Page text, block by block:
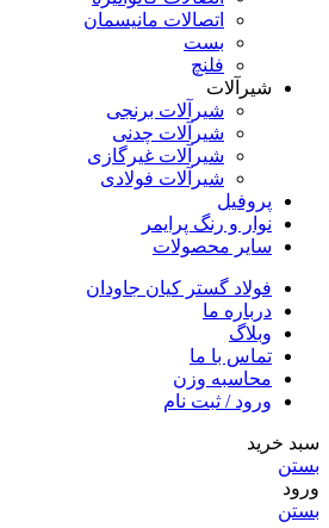
اتصالات مانیسمان
بست
فلنچ
شیرآلات
شیرآلات برنجی
شیرآلات چدنی
شیرآلات غیرگازی
شیرآلات فولادی
پروفیل
نوار و رنگ پرایمر
سایر محصولات
فولاد گستر کیان جاودان
درباره ما
وبلاگ
تماس با ما
محاسبه وزن
ورود / ثبت نام
سبد خرید
بستن
ورود
بستن